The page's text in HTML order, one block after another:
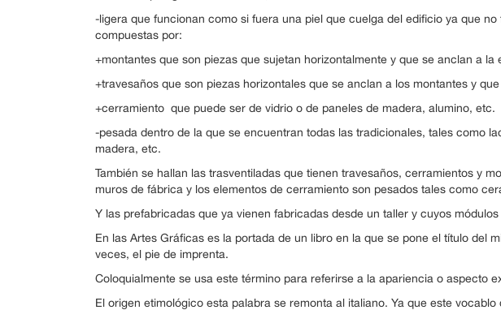
-ligera que funcionan como si fuera una piel que cuelga del edificio ya que
compuestas por:
+montantes que son piezas que sujetan horizontalmente y que se anclan a la
+travesaños que son piezas horizontales que se anclan a los montantes y
+cerramiento que puede ser de vidrio o de paneles de madera, alumino, etc.
-pesada dentro de la que se encuentran todas las tradicionales, tales como
madera, etc.
También se hallan las trasventiladas que tienen travesaños, cerramientos y
muros de fábrica y los elementos de cerramiento son pesados tales como
Y las prefabricadas que ya vienen fabricadas desde un taller y cuyos
En las Artes Gráficas es la portada de un libro en la que se pone el título del
veces, el pie de imprenta.
Coloquialmente se usa este término para referirse a la apariencia o aspecto
El origen etimológico esta palabra se remonta al italiano. Ya que este